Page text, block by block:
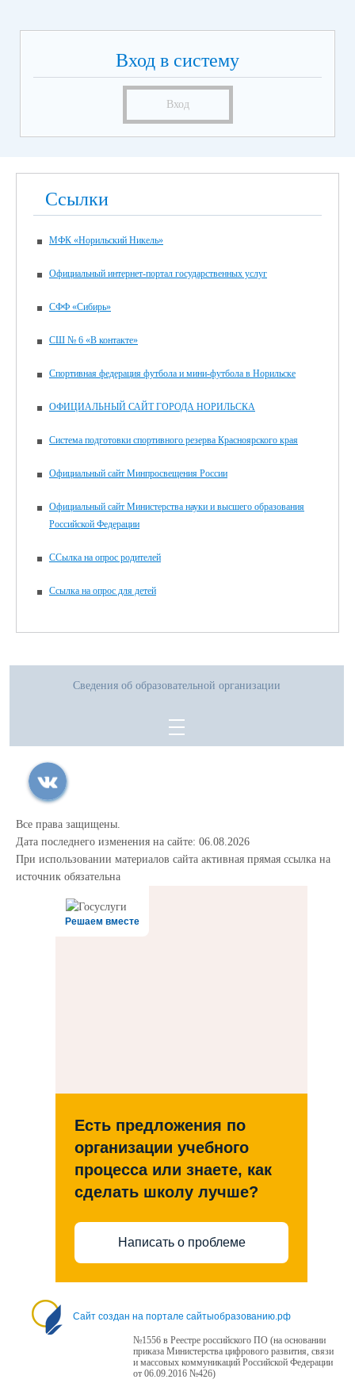
Вход в систему
Вход
Ссылки
МФК «Норильский Никель»
Официальный интернет-портал государственных услуг
СФФ «Сибирь»
СШ № 6 «В контакте»
Спортивная федерация футбола и мини-футбола в Норильске
ОФИЦИАЛЬНЫЙ САЙТ ГОРОДА НОРИЛЬСКА
Система подготовки спортивного резерва Красноярского края
Официальный сайт Минпросвещения России
Официальный сайт Министерства науки и высшего образования
Российской Федерации
ССылка на опрос родителей
Ссылка на опрос для детей
Сведения об образовательной организации
Все права защищены.
Дата последнего изменения на сайте: 06.08.2026
При использовании материалов сайта активная прямая ссылка на
источник обязательна
Решаем вместе
Есть предложения по
организации учебного
процесса или знаете, как
сделать школу лучше?
Написать о проблеме
Сайт создан на портале сайтыобразованию.рф
№1556 в Реестре российского ПО (на основании
приказа Министерства цифрового развития, связи
и массовых коммуникаций Российской Федерации
от 06.09.2016 №426)